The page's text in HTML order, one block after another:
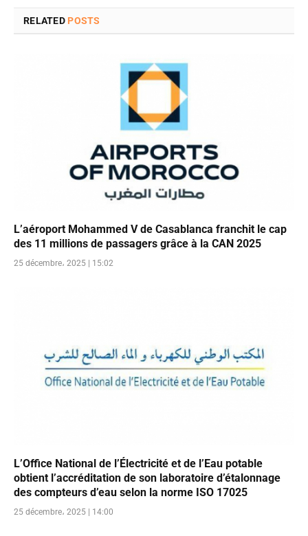
RELATED POSTS
L’aéroport Mohammed V de Casablanca franchit le cap
des 11 millions de passagers grâce à la CAN 2025
25 décembre، 2025 | 15:02
L’Office National de l’Électricité et de l’Eau potable
obtient l’accréditation de son laboratoire d’étalonnage
des compteurs d’eau selon la norme ISO 17025
25 décembre، 2025 | 14:00